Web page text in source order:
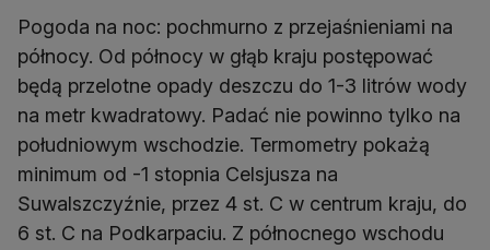
Pogoda na noc: pochmurno z przejaśnieniami na
północy. Od północy w głąb kraju postępować
będą przelotne opady deszczu do 1-3 litrów wody
na metr kwadratowy. Padać nie powinno tylko na
południowym wschodzie. Termometry pokażą
minimum od -1 stopnia Celsjusza na
Suwalszczyźnie, przez 4 st. C w centrum kraju, do
6 st. C na Podkarpaciu. Z północnego wschodu